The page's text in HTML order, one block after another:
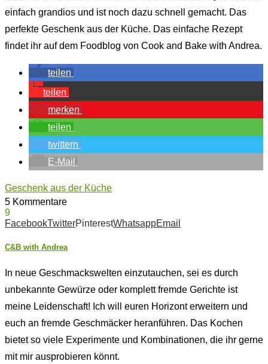
teilen
teilen
merken
teilen
twittern
E-Mail
Geschenk aus der Küche
5 Kommentare
9
FacebookTwitterPinterestWhatsappEmail
C&B with Andrea
In neue Geschmackswelten einzutauchen, sei es durch
unbekannte Gewürze oder komplett fremde Gerichte ist
meine Leidenschaft! Ich will euren Horizont erweitern und
euch an fremde Geschmäcker heranführen. Das Kochen
bietet so viele Experimente und Kombinationen, die ihr gerne
mit mir ausprobieren könnt.